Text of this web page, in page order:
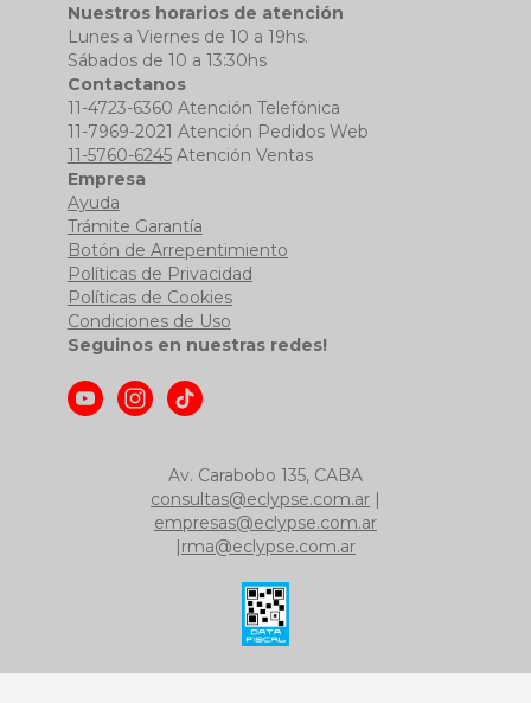
Nuestros horarios de atención
Lunes a Viernes de 10 a 19hs.
Sábados de 10 a 13:30hs
Contactanos
11-4723-6360 Atención Telefónica
11-7969-2021 Atención Pedidos Web
11-5760-6245Atención Ventas
Empresa
Ayuda
Trámite Garantía
Botón de Arrepentimiento
Políticas de Privacidad
Políticas de Cookies
Condiciones de Uso
Seguinos en nuestras redes!
Av. Carabobo 135, CABA
consultas@eclypse.com.ar |
empresas@eclypse.com.ar
|rma@eclypse.com.ar